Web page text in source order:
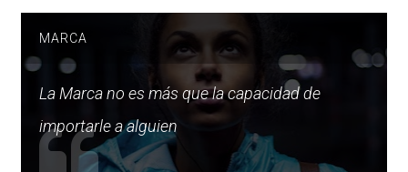
MARCA
La Marca no es más que la capacidad de
importarle a alguien